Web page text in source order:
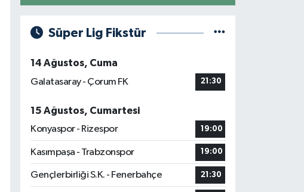
Süper Lig Fikstür
14 Ağustos, Cuma
Galatasaray - Çorum FK
21:30
15 Ağustos, Cumartesi
Konyaspor - Rizespor
19:00
Kasımpaşa - Trabzonspor 19:00
Gençlerbirliği S.K. - Fenerbahçe 21:30